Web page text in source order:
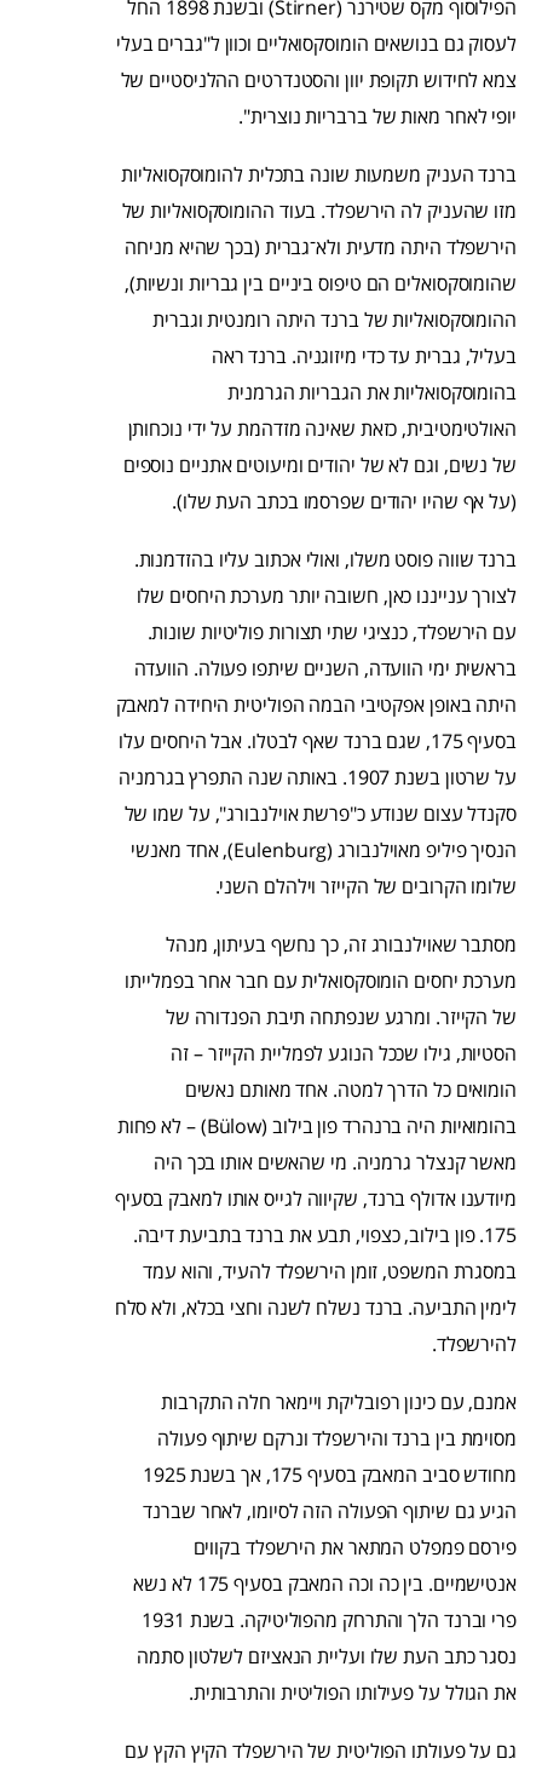
הפילוסוף מקס שטירנר (Stirner) ובשנת 1898 החל
לעסוק גם בנושאים הומוסקסואליים וכוון ל"גברים בעלי
צמא לחידוש תקופת יוון והסטנדרטים ההלניסטיים של
יופי לאחר מאות של ברבריות נוצרית".
ברנד העניק משמעות שונה בתכלית להומוסקסואליות
מזו שהעניק לה הירשפלד. בעוד ההומוסקסואליות של
הירשפלד היתה מדעית ולא־גברית (בכך שהיא מניחה
שהומוסקסואלים הם טיפוס ביניים בין גבריות ונשיות),
ההומוסקסואליות של ברנד היתה רומנטית וגברית
בעליל, גברית עד כדי מיזוגניה. ברנד ראה
בהומוסקסואליות את הגבריות הגרמנית
האולטימטיבית, כזאת שאינה מזדהמת על ידי נוכחותן
של נשים, וגם לא של יהודים ומיעוטים אתניים נוספים
(על אף שהיו יהודים שפרסמו בכתב העת שלו).
ברנד שווה פוסט משלו, ואולי אכתוב עליו בהזדמנות.
לצורך ענייננו כאן, חשובה יותר מערכת היחסים שלו
עם הירשפלד, כנציגי שתי תצורות פוליטיות שונות.
בראשית ימי הוועדה, השניים שיתפו פעולה. הוועדה
היתה באופן אפקטיבי הבמה הפוליטית היחידה למאבק
בסעיף 175, שגם ברנד שאף לבטלו. אבל היחסים עלו
על שרטון בשנת 1907. באותה שנה התפרץ בגרמניה
סקנדל עצום שנודע כ"פרשת אוילנבורג", על שמו של
הנסיך פיליפ מאוילנבורג (Eulenburg), אחד מאנשי
שלומו הקרובים של הקייזר וילהלם השני.
מסתבר שאוילנבורג זה, כך נחשף בעיתון, מנהל
מערכת יחסים הומוסקסואלית עם חבר אחר בפמלייתו
של הקייזר. ומרגע שנפתחה תיבת הפנדורה של
הסטיות, גילו שככל הנוגע לפמליית הקייזר – זה
הומואים כל הדרך למטה. אחד מאותם נאשים
בהומואיות היה ברנהרד פון בילוב (Bülow) – לא פחות
מאשר קנצלר גרמניה. מי שהאשים אותו בכך היה
מיודענו אדולף ברנד, שקיווה לגייס אותו למאבק בסעיף
175. פון בילוב, כצפוי, תבע את ברנד בתביעת דיבה.
במסגרת המשפט, זומן הירשפלד להעיד, והוא עמד
לימין התביעה. ברנד נשלח לשנה וחצי בכלא, ולא סלח
להירשפלד.
אמנם, עם כינון רפובליקת ויימאר חלה התקרבות
מסוימת בין ברנד והירשפלד ונרקם שיתוף פעולה
מחודש סביב המאבק בסעיף 175, אך בשנת 1925
הגיע גם שיתוף הפעולה הזה לסיומו, לאחר שברנד
פירסם פמפלט המתאר את הירשפלד בקווים
אנטישמיים. בין כה וכה המאבק בסעיף 175 לא נשא
פרי וברנד הלך והתרחק מהפוליטיקה. בשנת 1931
נסגר כתב העת שלו ועליית הנאציזם לשלטון סתמה
את הגולל על פעילותו הפוליטית והתרבותית.
גם על פעולתו הפוליטית של הירשפלד הקיץ הקץ עם